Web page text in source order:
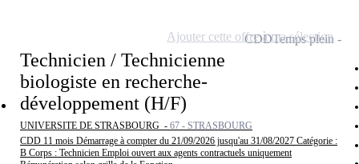
Technicien / Technicienne
biologiste en recherche-
développement (H/F)
UNIVERSITE DE STRASBOURG - 67 - STRASBOURG
CDD 11 mois Démarrage à compter du 21/09/2026 jusqu'au 31/08/2027 Catégorie :
B Corps : Technicien Emploi ouvert aux agents contractuels uniquement
CDDTemps plein
Ajouter cette offre à ma sélection